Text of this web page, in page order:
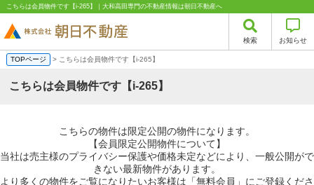
こちらは会員物件です【i-265】｜大和高田専門の不動産情報は朝日不動産へ
検索 お知らせ
TOPページ > こちらは会員物件です【i-265】
こちらは会員物件です【i-265】
こちらの物件は限定公開の物件になります。
【会員限定公開物件について】
当社は売主様のプライバシー保護や価格未定などにより、一般公開がで
きない最新物件があります。
より多くの物件をご覧になりたいお客様は「無料会員」にご登録くださ